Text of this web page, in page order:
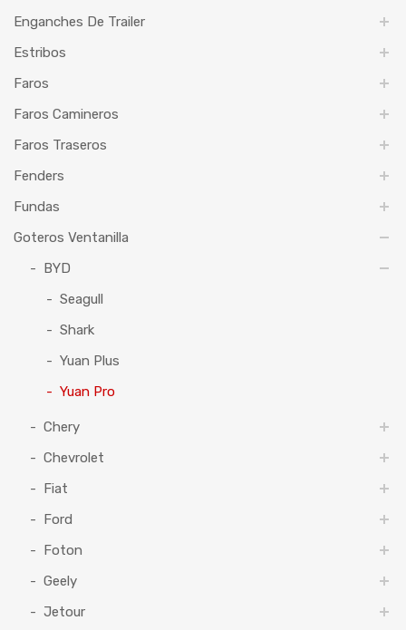
Enganches De Trailer
Estribos
Faros
Faros Camineros
Faros Traseros
Fenders
Fundas
Goteros Ventanilla
BYD
Seagull
Shark
Yuan Plus
Yuan Pro
Chery
Chevrolet
Fiat
Ford
Foton
Geely
Jetour